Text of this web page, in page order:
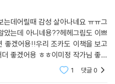
열 살 즈음이면 자기 정체성에 천
내가 누군지, 나는 어디에서 왔는지,
당연시했던 세상에 의심이 생기며
런 마음을 솔직하게 드러내기도 어
한 문제로 치부되거나 ‘속 좁은 아
데어릴때 감성 살아나네요 ㅠㅠ그
는데 아니네용??헤헤그림도 이쁘
좋겠어용!!우리 조카도 이책을 보고
좋겠어용 ㅎㅎ이미정 작가님 좋은
이추천해주셔서 눈여겨보다 산건
1 댓글0